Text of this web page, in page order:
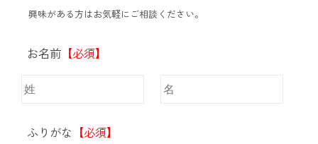
興味がある方はお気軽にご相談ください。
お名前【必須】
ふりがな 【必須】